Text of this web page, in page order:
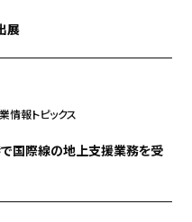
展
情報トピックス
国際線の地上支援業務を受